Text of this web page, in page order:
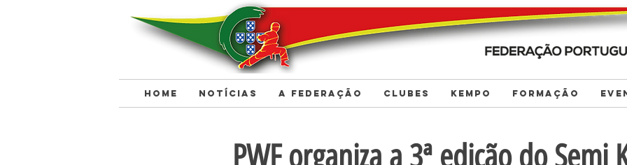
< Back
PWF organiza a 3ª edição do Semi
HOME NOTÍCIAS A FEDERAÇÃO CLUBES KEMPO FORMAÇÃO